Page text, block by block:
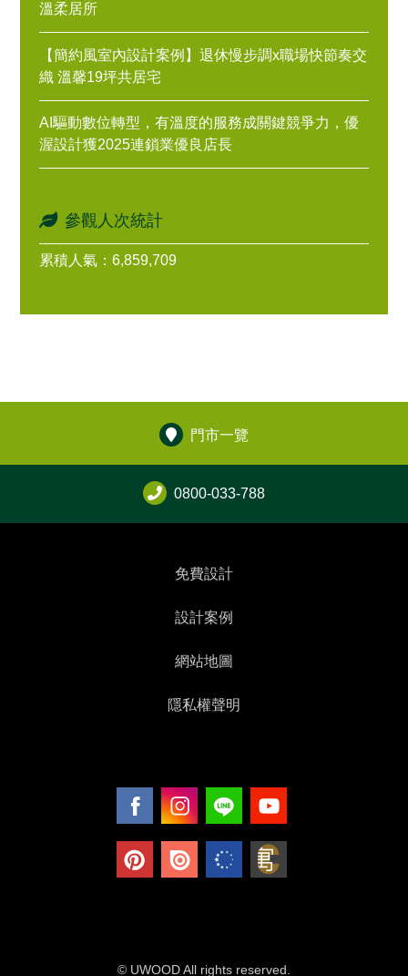
溫柔居所
【簡約風室內設計案例】退休慢步調x職場快節奏交
織 溫馨19坪共居宅
AI驅動數位轉型，有溫度的服務成關鍵競爭力，優
渥設計獲2025連鎖業優良店長
參觀人次統計
累積人氣：6,859,709
門市一覽
0800-033-788
免費設計
設計案例
網站地圖
隱私權聲明
© UWOOD All rights reserved.